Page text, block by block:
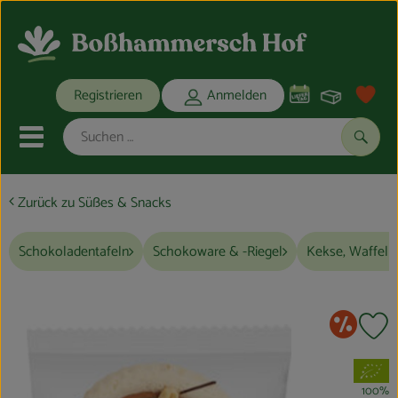
Registrieren Anmelden
Mobiles Menu öffnen oder
Bio-Kochkisten
REGIONALES
Zurück zu Süßes & Snacks
Schokoladentafeln Schokoware & -Riegel Kekse,
, Verband:
100%